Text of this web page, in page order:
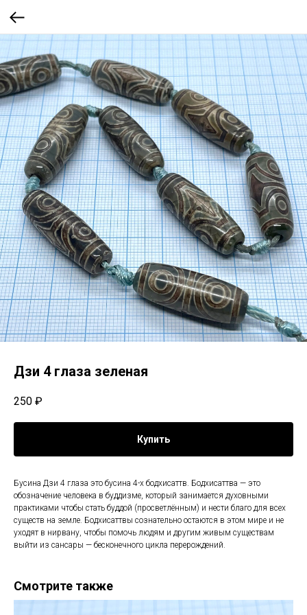
Дзи 4 глаза зеленая
250 ₽
Купить
Бусина Дзи 4 глаза это бусина 4-х бодхисаттв. Бодхисаттва — это
обозначение человека в буддизме, который занимается духовными
практиками чтобы стать буддой (просветлённым) и нести благо для всех
существ на земле. Бодхисаттвы сознательно остаются в этом мире и не
уходят в нирвану, чтобы помочь людям и другим живым существам
выйти из сансары — бесконечного цикла перерождений.
Смотрите также